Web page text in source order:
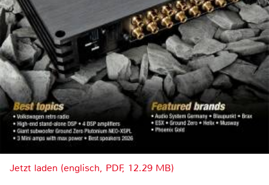
Jetzt laden (englisch, PDF, 12.29 MB)